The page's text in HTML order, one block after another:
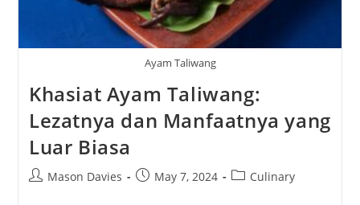
Ayam Taliwang
Khasiat Ayam Taliwang:
Lezatnya dan Manfaatnya yang
Luar Biasa
PostMason Davies
PostMay 7, 2024
PostCulinary